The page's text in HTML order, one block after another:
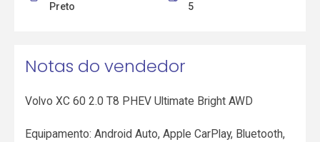
Preto
5
Notas do vendedor
Volvo XC 60 2.0 T8 PHEV Ultimate Bright AWD
Equipamento: Android Auto, Apple CarPlay, Bluetooth,